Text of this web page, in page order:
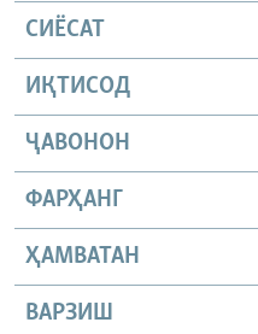
СИЁСАТ
ИҚТИСОД
ҶАВОНОН
ФАРҲАНГ
ҲАМВАТАН
ВАРЗИШ